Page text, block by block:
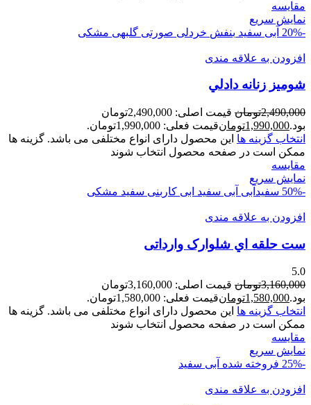
مقايسه
نمایش سریع
-20%
آبی سفید بنفش خردلی صورتی گلبهی مشکی
افزودن به علاقه مندی
شوميز زنانه دادلي
2,490,000تومان
قیمت اصلی: 2,490,000تومان
بود.1,990,000تومانقیمت فعلی: 1,990,000تومان.
انتخاب گزینه ها این محصول دارای انواع مختلفی می باشد. گزینه ها
ممکن است در صفحه محصول انتخاب شوند
مقايسه
نمایش سریع
-50%
سفیدآبی آبی سفید ابی کاربنی سفید مشکی
افزودن به علاقه مندی
ست حلقه اي شلوارک وارداتی
5.0
3,160,000تومان
قیمت اصلی: 3,160,000تومان
بود.1,580,000تومانقیمت فعلی: 1,580,000تومان.
انتخاب گزینه ها این محصول دارای انواع مختلفی می باشد. گزینه ها
ممکن است در صفحه محصول انتخاب شوند
مقايسه
نمایش سریع
-25%
فروخته شده آبی سفید
افزودن به علاقه مندی